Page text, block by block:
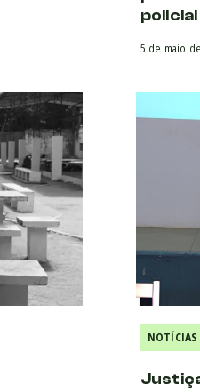
policial
5 de maio
NOTÍCIAS